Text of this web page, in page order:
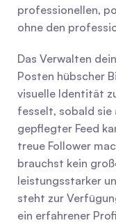
professionellen,
ohne den
Das Verwalten
Posten hübscher
visuelle Identität
fesselt, sobald sie
gepflegter Feed
treue Follower
brauchst kein
leistungsstarker
steht zur
ein erfahrener